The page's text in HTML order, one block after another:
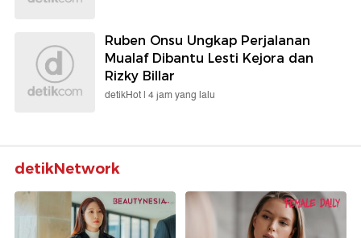
Ruben Onsu Ungkap Perjalanan
Mualaf Dibantu Lesti Kejora dan
Rizky Billar
detikHot | 4 jam yang lalu
detikNetwork